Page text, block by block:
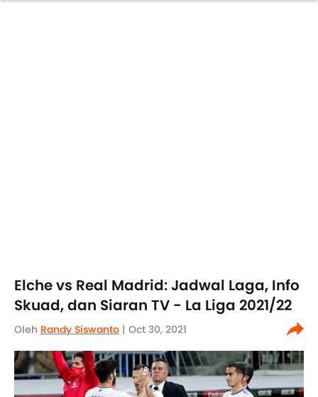
Elche vs Real Madrid: Jadwal Laga, Info
Skuad, dan Siaran TV - La Liga 2021/22
Oleh Randy Siswanto | Oct 30, 2021